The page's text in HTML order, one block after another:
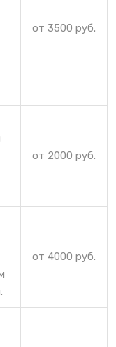
от 3500 руб.
от 2000 руб.
от 4000 руб.